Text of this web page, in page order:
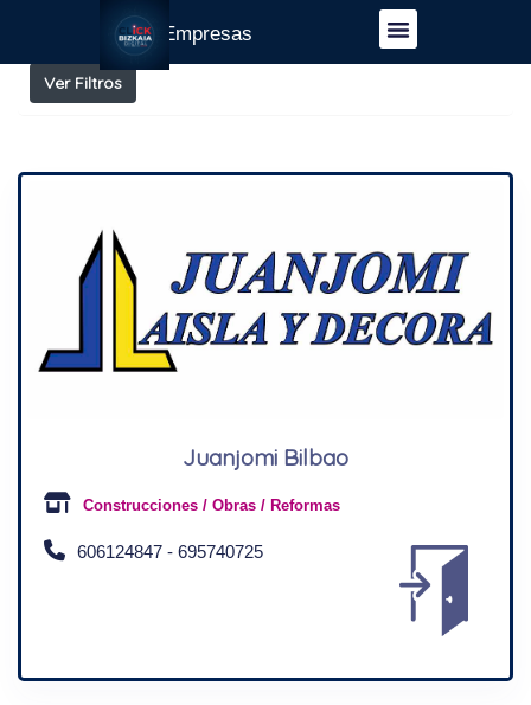
Guía Empresas
Resultados para
Ver Filtros
Juanjomi Bilbao
Construcciones / Obras / Reformas
606124847 - 695740725